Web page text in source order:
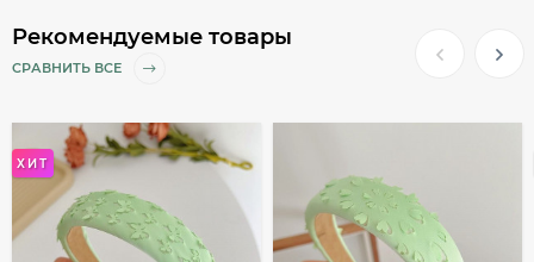
Рекомендуемые товары
СРАВНИТЬ ВСЕ
ХИТ